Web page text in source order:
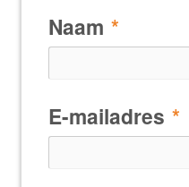
Naam *
E-mailadres *